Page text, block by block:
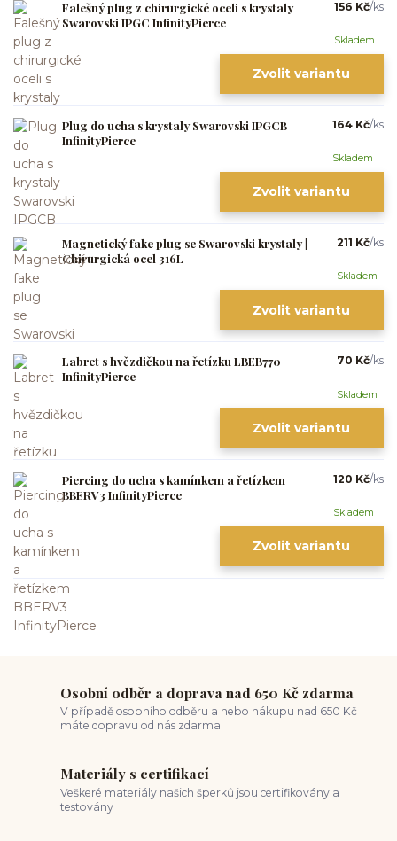
Falešný plug z chirurgické oceli s krystaly
Swarovski IPGC InfinityPierce
156 Kč/ks
Skladem
Zvolit variantu
Plug do ucha s krystaly Swarovski IPGCB
InfinityPierce
164 Kč/ks
Skladem
Zvolit variantu
Magnetický fake plug se Swarovski krystaly |
Chirurgická ocel 316L
211 Kč/ks
Skladem
Zvolit variantu
Labret s hvězdičkou na řetízku LBEB770
InfinityPierce
70 Kč/ks
Skladem
Zvolit variantu
Piercing do ucha s kamínkem a řetízkem
BBERV3 InfinityPierce
120 Kč/ks
Skladem
Zvolit variantu
Osobní odběr a doprava nad 650 Kč zdarma
V případě osobního odběru a nebo nákupu nad 650 Kč
máte dopravu od nás zdarma
Materiály s certifikací
Veškeré materiály našich šperků jsou certifikovány a
testovány